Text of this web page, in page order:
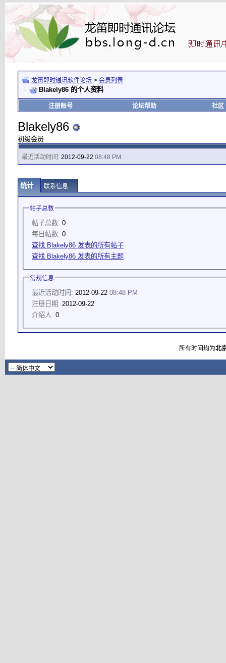
龙笛即时通讯软件论坛 > 会员列表
Blakely86 的个人资料
注册账号 论坛帮助 社区
Blakely86
初级会员
最近活动时间: 2012-09-22 08:48 PM
统计 联系信息
帖子总数
帖子总数: 0
每日帖数: 0
查找 Blakely86 发表的所有帖子
查找 Blakely86 发表的所有主题
常规信息
最近活动时间: 2012-09-22 08:48 PM
注册日期: 2012-09-22
介绍人: 0
所有时间均为北